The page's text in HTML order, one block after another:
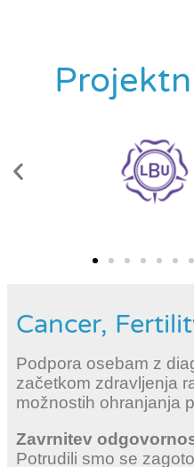
Cancer,
Podpora osebam z
začetkom zdravljenja
možnostih ohranjanja
Zavrnitev
Potrudili smo se